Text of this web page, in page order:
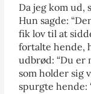
Da jeg kom ud,
Hun sagde:
fik lov til at
fortalte hende,
udbrød: “Du er
som holder sig
spurgte hende: